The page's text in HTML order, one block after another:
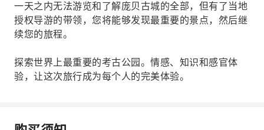
一天之内无法游览和了解庞贝古城的全部，但有了当地
授权导游的带领，您将能够发现最重要的景点，然后继
续您的旅程。
探索世界上最重要的考古公园。情感、知识和感官体
验，让这次旅行成为每个人的完美体验。